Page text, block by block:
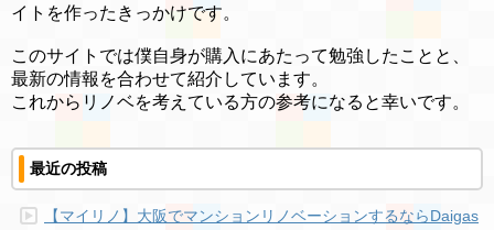
イトを作ったきっかけです。
このサイトでは僕自身が購入にあたって勉強したことと、
最新の情報を合わせて紹介しています。
これからリノベを考えている方の参考になると幸いです。
最近の投稿
【マイリノ】大阪でマンションリノベーションするならDaigas